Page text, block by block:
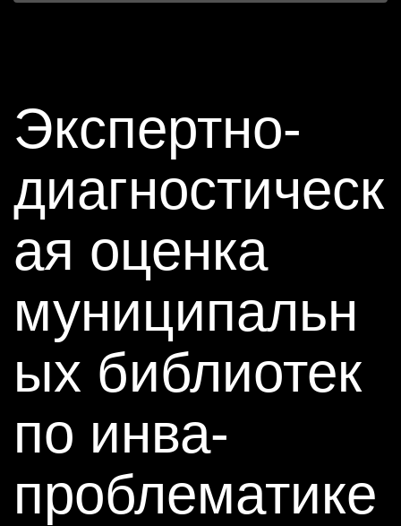
Экспертно-
диагностическ
ая оценка
муниципальн
ых библиотек
по инва-
проблематике